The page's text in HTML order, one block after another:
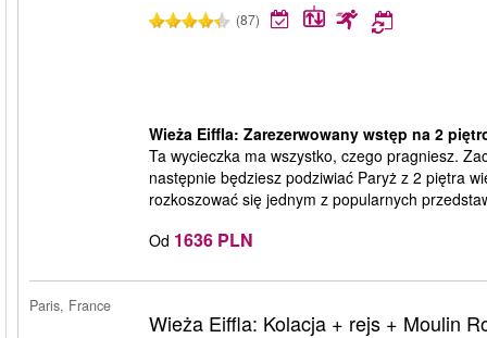
(87)
Wieża Eiffla: Zarezerwowany wstęp na 2
Ta wycieczka ma wszystko, czego pragniesz.
następnie będziesz podziwiać Paryż z 2 piętra
rozkoszować się jednym z popularnych
Od 1636 PLN
Paris, France
Wieża Eiffla: Kolacja + rejs + Moulin